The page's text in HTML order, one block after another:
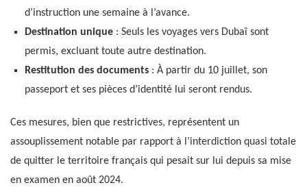
d’instruction une semaine à l’avance.
Destination unique: Seuls les voyages vers Dubaï sont
permis, excluant toute autre destination.
Restitution des documents: À partir du 10 juillet, son
passeport et ses pièces d’identité lui seront rendus.
Ces mesures, bien que restrictives, représentent un
assouplissement notable par rapport à l’interdiction quasi totale
de quitter le territoire français qui pesait sur lui depuis sa mise
en examen en août 2024.